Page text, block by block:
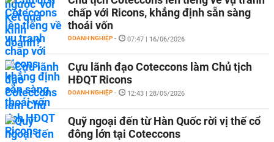
chấp với Ricons, khẳng định sẵn sàng
thoái vốn
DOANH NGHIỆP - 07:47 | 16/06/2026
Cựu lãnh đạo Coteccons làm Chủ tịch
HĐQT Ricons
DOANH NGHIỆP - 12:43 | 28/05/2026
Quỹ ngoại đến từ Hàn Quốc rời vị thế cổ
đông lớn tại Coteccons